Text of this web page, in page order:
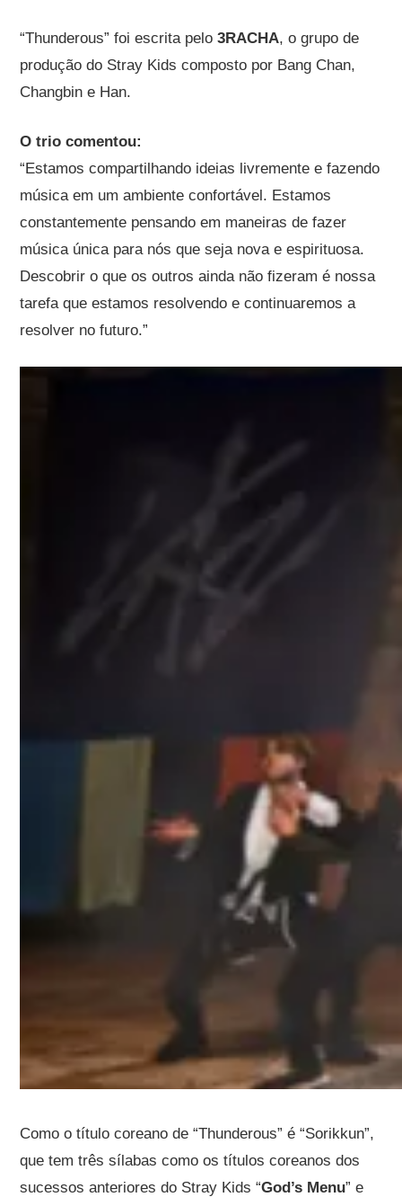
“Thunderous” foi escrita pelo3RACHA, o grupo de
produção do Stray Kids composto por Bang Chan,
Changbin e Han.
O trio comentou:
“Estamos compartilhando ideias livremente e fazendo
música em um ambiente confortável. Estamos
constantemente pensando em maneiras de fazer
música única para nós que seja nova e espirituosa.
Descobrir o que os outros ainda não fizeram é nossa
tarefa que estamos resolvendo e continuaremos a
resolver no futuro.”
Como o título coreano de “Thunderous” é “Sorikkun”,
que tem três sílabas como os títulos coreanos dos
sucessos anteriores do Stray Kids “God’s Menu” e